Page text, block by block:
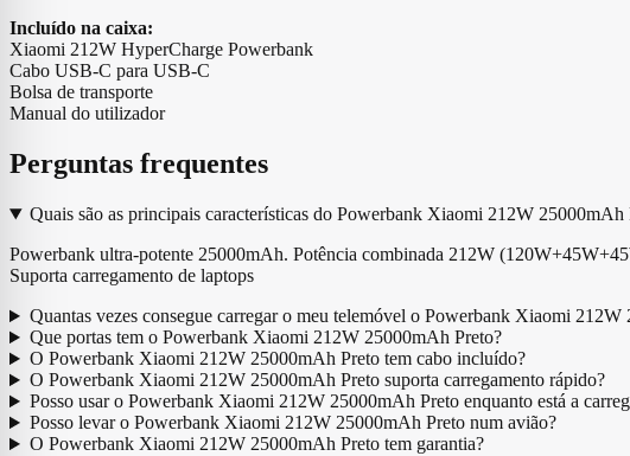
Incluído na caixa:
Xiaomi 212W HyperCharge Powerbank
Cabo USB-C para USB-C
Bolsa de transporte
Manual do utilizador
Perguntas frequentes
Quais são as principais características do Powerbank Xiaomi 212W 25000mAh
Powerbank ultra-potente 25000mAh. Potência combinada 212W
Suporta carregamento de laptops
Quantas vezes consegue carregar o meu telemóvel o Powerbank Xiaomi 212W
Que portas tem o Powerbank Xiaomi 212W 25000mAh Preto?
O Powerbank Xiaomi 212W 25000mAh Preto tem cabo incluído?
O Powerbank Xiaomi 212W 25000mAh Preto suporta carregamento rápido?
Posso usar o Powerbank Xiaomi 212W 25000mAh Preto enquanto está a
Posso levar o Powerbank Xiaomi 212W 25000mAh Preto num avião?
O Powerbank Xiaomi 212W 25000mAh Preto tem garantia?